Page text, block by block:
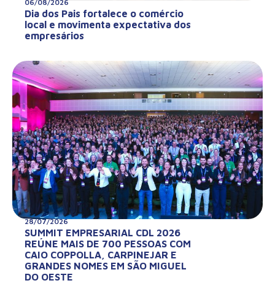
06/08/2026
Dia dos Pais fortalece o comércio
local e movimenta expectativa dos
empresários
28/07/2026
SUMMIT EMPRESARIAL CDL 2026
REÚNE MAIS DE 700 PESSOAS COM
CAIO COPPOLLA, CARPINEJAR E
GRANDES NOMES EM SÃO MIGUEL
DO OESTE